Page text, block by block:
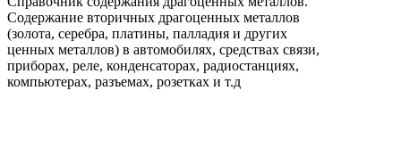
Содержание вторичных драгоценных металлов
(золота, серебра, платины, палладия и других
ценных металлов) в автомобилях, средствах связи,
приборах, реле, конденсаторах, радиостанциях,
компьютерах, разъемах, розетках и т.д